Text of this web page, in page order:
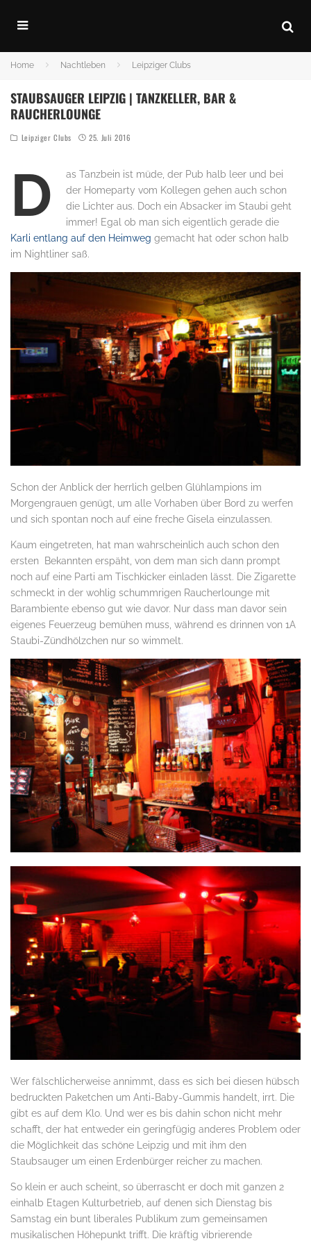
Home Nachtleben Leipziger Clubs
STAUBSAUGER LEIPZIG | TANZKELLER, BAR &
RAUCHERLOUNGE
Leipziger Clubs 25. Juli 2016
D
as Tanzbein ist müde, der Pub halb leer und bei
der Homeparty vom Kollegen gehen auch schon
die Lichter aus. Doch ein Absacker im Staubi geht
immer! Egal ob man sich eigentlich gerade die
Karli entlang auf den Heimweg gemacht hat oder schon halb
im Nightliner saß.
Schon der Anblick der herrlich gelben Glühlampions im
Morgengrauen genügt, um alle Vorhaben über Bord zu werfen
und sich spontan noch auf eine freche Gisela einzulassen.
Kaum eingetreten, hat man wahrscheinlich auch schon den
ersten Bekannten erspäht, von dem man sich dann prompt
noch auf eine Parti am Tischkicker einladen lässt. Die Zigarette
schmeckt in der wohlig schummrigen Raucherlounge mit
Barambiente ebenso gut wie davor. Nur dass man davor sein
eigenes Feuerzeug bemühen muss, während es drinnen von 1A
Staubi-Zündhölzchen nur so wimmelt.
Wer fälschlicherweise annimmt, dass es sich bei diesen hübsch
bedruckten Paketchen um Anti-Baby-Gummis handelt, irrt. Die
gibt es auf dem Klo. Und wer es bis dahin schon nicht mehr
schafft, der hat entweder ein geringfügig anderes Problem oder
die Möglichkeit das schöne Leipzig und mit ihm den
Staubsauger um einen Erdenbürger reicher zu machen.
So klein er auch scheint, so überrascht er doch mit ganzen 2
einhalb Etagen Kulturbetrieb, auf denen sich Dienstag bis
Samstag ein bunt liberales Publikum zum gemeinsamen
musikalischen Höhepunkt trifft. Die kräftig vibrierende